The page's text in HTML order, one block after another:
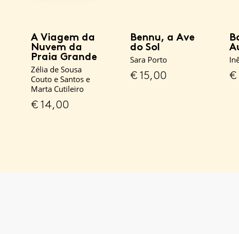
A Viagem da
Nuvem da
Praia Grande
Zélia de Sousa
Couto e Santos e
Marta Cutileiro
€14,00
Bennu, a Ave
do Sol
Sara Porto
€15,00 €